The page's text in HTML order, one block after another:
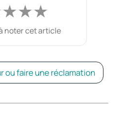
★★★
noter cet article
ou faire une réclamation